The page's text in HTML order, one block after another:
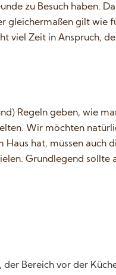
zu Besuch haben.
gleichermaßen gilt wie
viel Zeit in Anspruch,
Regeln geben, wie
Wir möchten
hat, müssen auch
Grundlegend sollte
Bereich vor der